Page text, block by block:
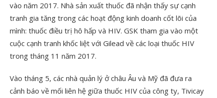
vào năm 2017. Nhà sản xuất thuốc đã nhận thấy sự cạnh
tranh gia tăng trong các hoạt động kinh doanh cốt lõi của
mình: thuốc điều trị hô hấp và HIV. GSK tham gia vào một
cuộc cạnh tranh khốc liệt với Gilead về các loại thuốc HIV
trong tháng 11 năm 2017.
Vào tháng 5, các nhà quản lý ở châu Âu và Mỹ đã đưa ra
cảnh báo về mối liên hệ giữa thuốc HIV của công ty, Tivicay